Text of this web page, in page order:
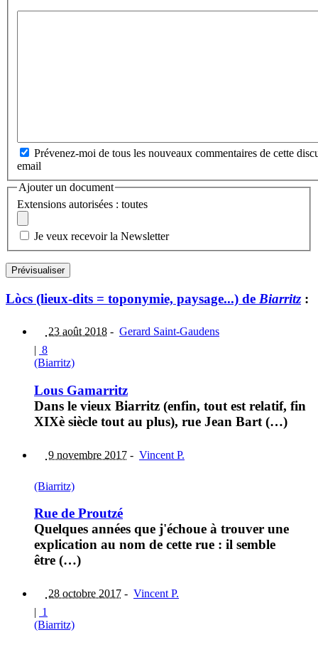
Prévenez-moi de tous les nouveaux commentaires de cette
email
Ajouter un document
Extensions autorisées : toutes
Je veux recevoir la Newsletter
Lòcs (lieux-dits = toponymie, paysage...) de Biarritz:
23 août 2018 - Gerard Saint-Gaudens
| 8
(Biarritz)
Lous Gamarritz
Dans le vieux Biarritz (enfin, tout est relatif, fin
XIXè siècle tout au plus), rue Jean Bart (…)
9 novembre 2017 - Vincent P.
(Biarritz)
Rue de Proutzé
Quelques années que j'échoue à trouver une
explication au nom de cette rue : il semble
être (…)
28 octobre 2017 - Vincent P.
| 1
(Biarritz)